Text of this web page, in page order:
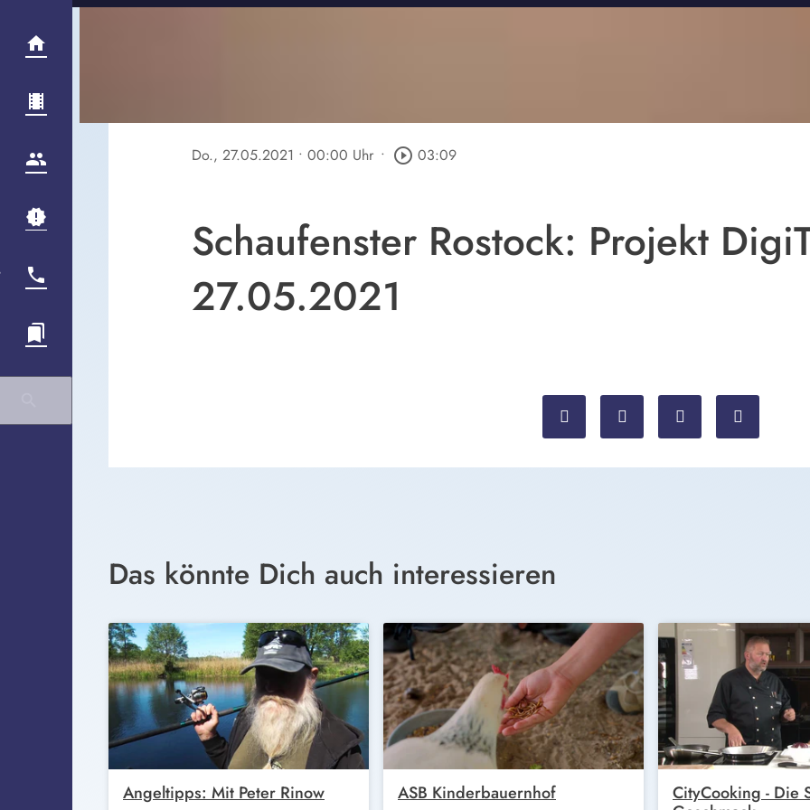
Do., 27.05.2021 • 00:00 Uhr • play_circle_outline 03:09
Schaufenster Rostock: Projekt
27.05.2021
Das könnte Dich auch interessieren
Angeltipps: Mit Peter Rinow ASB Kinderbauernhof
CityCooking - Die